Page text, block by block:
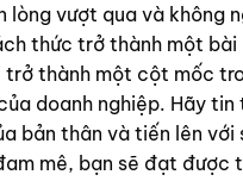
lòng vượt qua và không
thức trở thành một bài
trở thành một cột mốc
doanh nghiệp. Hãy tin
bản thân và tiến lên với
mê, bạn sẽ đạt được